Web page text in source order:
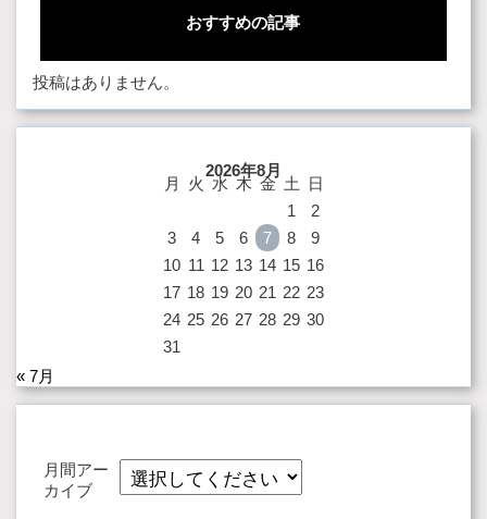
おすすめの記事
投稿はありません。
2026年8月
月 火 水 木 金 土
日
1
2
3
4 5 6 7 8
9
10 11 12 13 14 15 16
17 18 19 20 21 22 23
24 25 26 27 28 29 30
31
« 7月
月間アー
カイブ